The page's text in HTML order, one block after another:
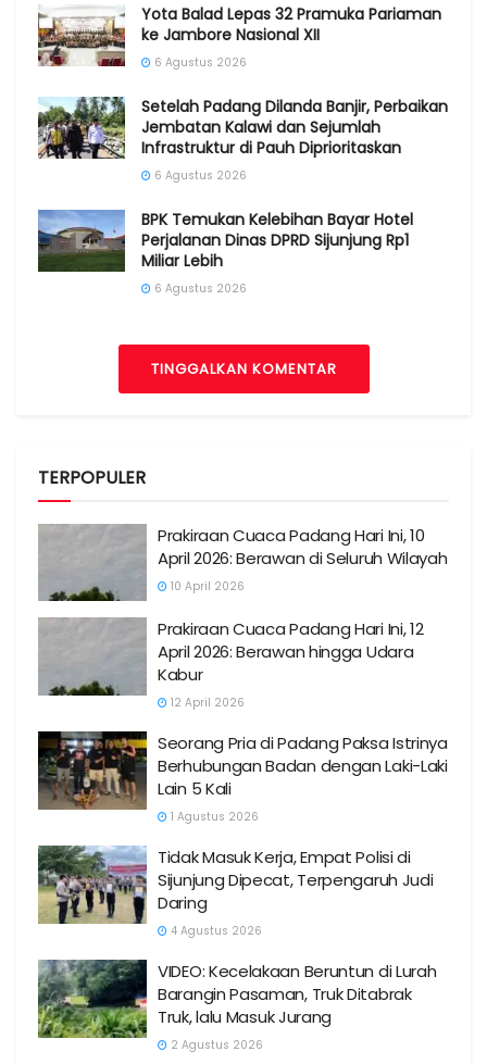
Yota Balad Lepas 32 Pramuka Pariaman
ke Jambore Nasional XII
6 Agustus 2026
Setelah Padang Dilanda Banjir, Perbaikan
Jembatan Kalawi dan Sejumlah
Infrastruktur di Pauh Diprioritaskan
6 Agustus 2026
BPK Temukan Kelebihan Bayar Hotel
Perjalanan Dinas DPRD Sijunjung Rp1
Miliar Lebih
6 Agustus 2026
TINGGALKAN KOMENTAR
TERPOPULER
Prakiraan Cuaca Padang Hari Ini, 10
April 2026: Berawan di Seluruh Wilayah
10 April 2026
Prakiraan Cuaca Padang Hari Ini, 12
April 2026: Berawan hingga Udara
Kabur
12 April 2026
Seorang Pria di Padang Paksa Istrinya
Berhubungan Badan dengan Laki-Laki
Lain 5 Kali
1 Agustus 2026
Tidak Masuk Kerja, Empat Polisi di
Sijunjung Dipecat, Terpengaruh Judi
Daring
4 Agustus 2026
VIDEO: Kecelakaan Beruntun di Lurah
Barangin Pasaman, Truk Ditabrak
Truk, lalu Masuk Jurang
2 Agustus 2026